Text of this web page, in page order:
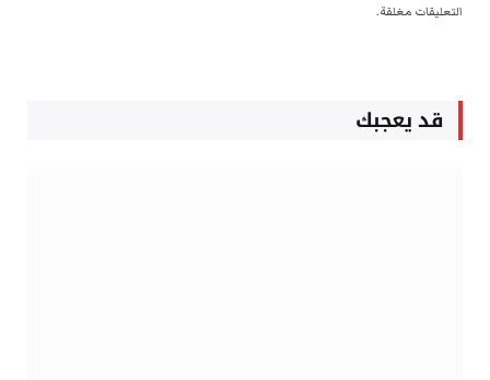
التعليقات مغلقة.
قد يعجبك